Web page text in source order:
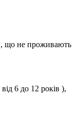
що не проживають
6 до 12 років ),